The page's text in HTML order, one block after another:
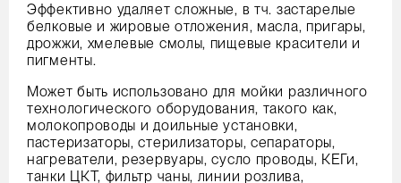
Эффективно удаляет сложные, в тч. застарелые
белковые и жировые отложения, масла, пригары,
дрожжи, хмелевые смолы, пищевые красители и
пигменты.
Может быть использовано для мойки различного
технологического оборудования, такого как,
молокопроводы и доильные установки,
пастеризаторы, стерилизаторы, сепараторы,
нагреватели, резервуары, сусло проводы, КЕГи,
танки ЦКТ, фильтр чаны, линии розлива,